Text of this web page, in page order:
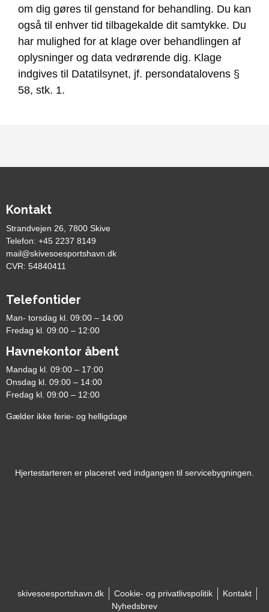
om dig gøres til genstand for behandling. Du kan
også til enhver tid tilbagekalde dit samtykke. Du
har mulighed for at klage over behandlingen af
oplysninger og data vedrørende dig. Klage
indgives til Datatilsynet, jf. persondatalovens §
58, stk. 1.
Kontakt
Strandvejen 26, 7800 Skive
Telefon: +45 2237 8149
mail@skivesoesportshavn.dk
CVR: 54840411
Telefontider
Man- torsdag kl. 09:00 – 14:00
Fredag kl. 09:00 – 12:00
Havnekontor åbent
Mandag kl. 09:00 – 17:00
Onsdag kl. 09:00 – 14:00
Fredag kl. 09:00 – 12:00
Gælder ikke ferie- og helligdage
Hjertestarteren er placeret ved indgangen til servicebygningen.
skivesoesportshavn.dk Cookie- og privatlivspolitik
Kontakt
Nyhedsbrev